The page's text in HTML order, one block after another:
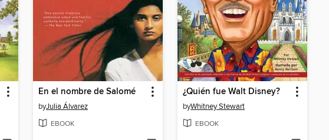
En el nombre de Salomé
byJulia Álvarez
EBOOK
¿Quién fue Walt Disney?
byWhitney Stewart
EBOOK